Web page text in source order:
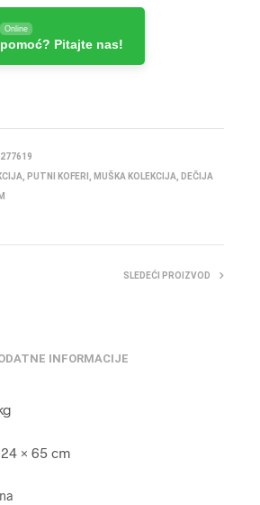
Online
Pitajte nas!
PUTNI KOFERI MUŠKA KOLEKCIJA
DEČIJA
SLEDEĆI PROIZVOD
INFORMACIJE
× 65 cm